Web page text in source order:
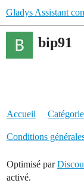
Gladys Assistant
bip91
Accueil
Conditions
Optimisé par
activé.